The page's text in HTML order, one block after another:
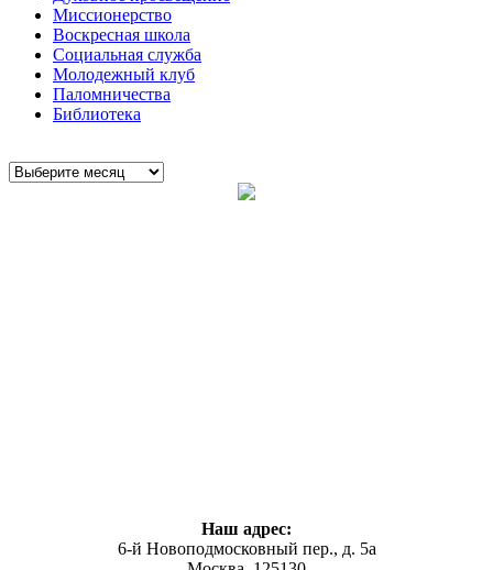
Миссионерство
Воскресная школа
Социальная служба
Молодежный клуб
Паломничества
Библиотека
Наш адрес:
6-й Новоподмосковный пер., д. 5а